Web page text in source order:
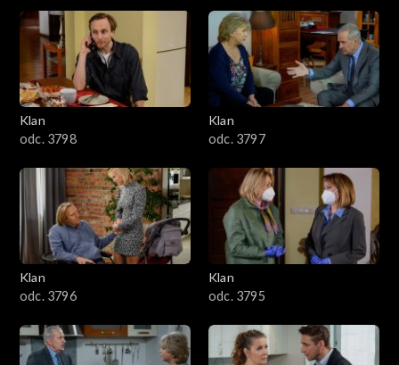
4301–4400
4201–4300
4101–4200
3901–4000
3801–3900
3701–3800
3601–3700
Klan
odc. 3798
Klan
odc. 3797
Klan
odc. 3796
Klan
odc. 3795